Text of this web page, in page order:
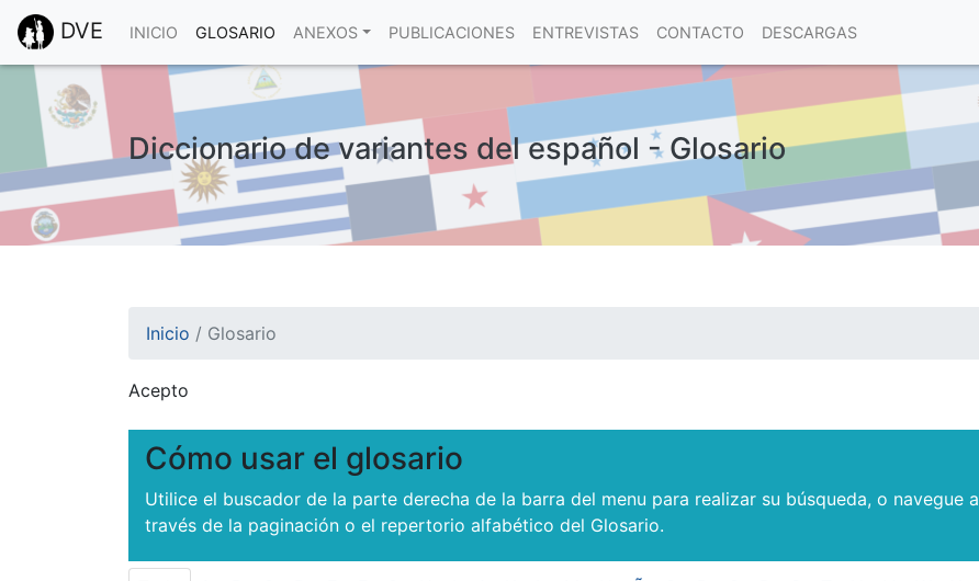
DVE INICIO GLOSARIO ANEXOS PUBLICACIONES ENTREVISTAS CONTACTO DESCARGAS
Diccionario de variantes del español - Glosario
Inicio / Glosario
Acepto
Esto nos ayuda a recolectar estadísticas de las visitas.
Cómo usar el glosario
Utilice el buscador de la parte derecha de la barra del menu para realizar su búsqueda, o navegue a
través de la paginación o el repertorio alfabético del Glosario.